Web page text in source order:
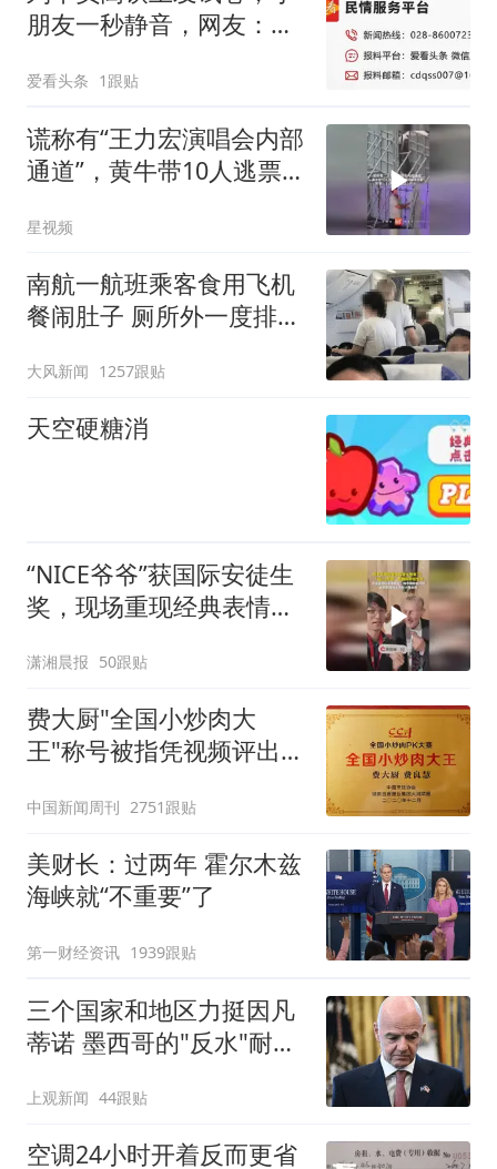
朋友一秒静音，网友：这
爱看头条 1跟贴
谎称有“王力宏演唱会内部
通道”，黄牛带10人逃票拆
星视频
南航一航班乘客食用飞机
餐闹肚子 厕所外一度排长
大风新闻 1257跟贴
天空硬糖消
“NICE爷爷”获国际安徒生
奖，现场重现经典表情
潇湘晨报 50跟贴
费大厨"全国小炒肉大
王"称号被指凭视频评出
中国新闻周刊 2751跟贴
美财长：过两年 霍尔木兹
海峡就“不重要”了
第一财经资讯 1939跟贴
三个国家和地区力挺因凡
蒂诺 墨西哥的"反水"耐人
上观新闻 44跟贴
空调24小时开着反而更省